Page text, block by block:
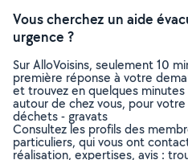
Vous cherchez un aide
urgence ?
Sur AlloVoisins, seulement 10
première réponse à votre
et trouvez en quelques
autour de chez vous, pour
déchets - gravats
Consultez les profils des
particuliers, qui vous ont
réalisation, expertises, avis :